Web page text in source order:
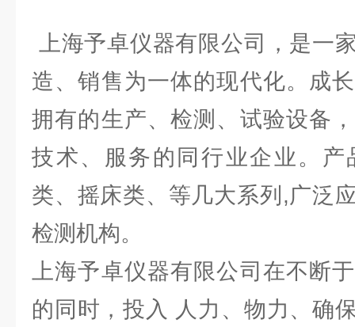
上海予卓仪器有限公司，是一
造、销售为一体的现代化。成
拥有的生产、检测、试验设备
技术、服务的同行业企业。产
类、摇床类、等几大系列,广泛
检测机构。
上海予卓仪器有限公司在不断
的同时，投入 人力、物力、确